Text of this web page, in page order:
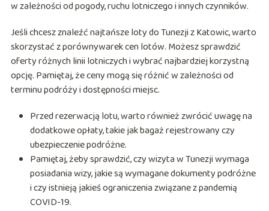
w zależności od pogody, ruchu lotniczego i innych czynników.
Jeśli chcesz znaleźć najtańsze loty do Tunezji z Katowic, warto
skorzystać z porównywarek cen lotów. Możesz sprawdzić
oferty różnych linii lotniczych i wybrać najbardziej korzystną
opcję. Pamiętaj, że ceny mogą się różnić w zależności od
terminu podróży i dostępności miejsc.
Przed rezerwacją lotu, warto również zwrócić uwagę na
dodatkowe opłaty, takie jak bagaż rejestrowany czy
ubezpieczenie podróżne.
Pamiętaj, żeby sprawdzić, czy wizyta w Tunezji wymaga
posiadania wizy, jakie są wymagane dokumenty podróżne
i czy istnieją jakieś ograniczenia związane z pandemią
COVID-19.